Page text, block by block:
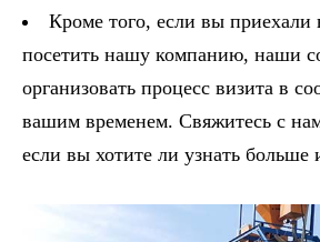
Кроме того, если вы
посетить нашу компанию, наши
организовать процесс визита в
вашим временем. Свяжитесь с
если вы хотите ли узнать